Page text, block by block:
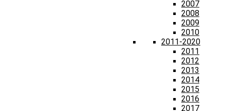
2007
2008
2009
2010
2011-2020
2011
2012
2013
2014
2015
2016
2017